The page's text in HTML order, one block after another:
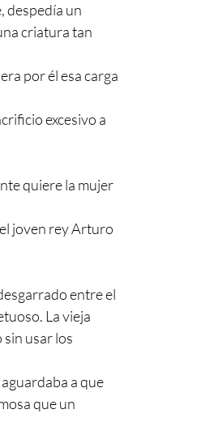
despedía un
criatura tan
por él esa carga
excesivo a
quiere la mujer
joven rey Arturo
entre el
La vieja
usar los
a que
que un